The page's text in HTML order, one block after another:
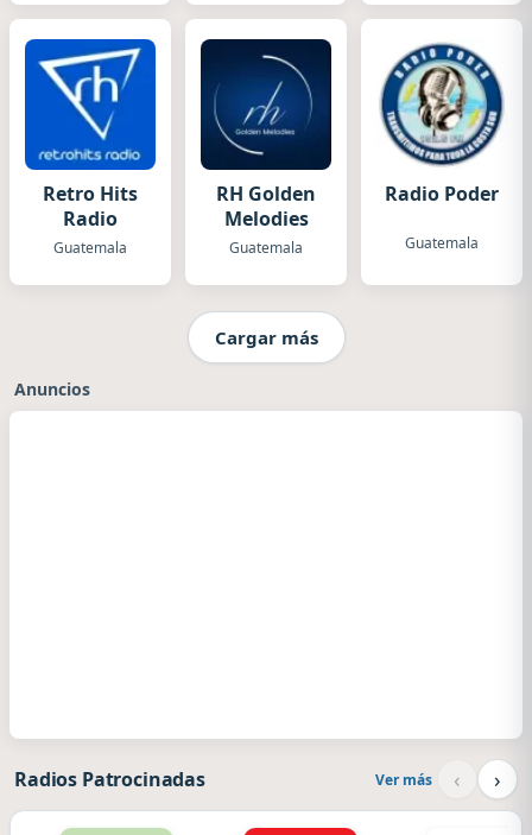
Retro Hits
Radio
Guatemala
RH Golden
Melodies
Guatemala
Radio Poder
Guatemala
Cargar más
Anuncios
Radios Patrocinadas Ver más ‹ ›